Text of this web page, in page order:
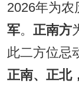
2026年为农
军。 正南方
此二方位忌
正南、正北